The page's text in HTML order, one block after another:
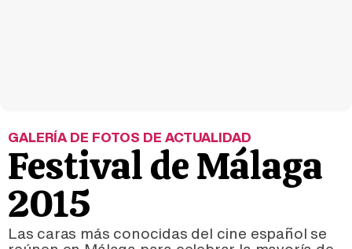
GALERÍA DE FOTOS DE ACTUALIDAD
Festival de Málaga
2015
Las caras más conocidas del cine español se